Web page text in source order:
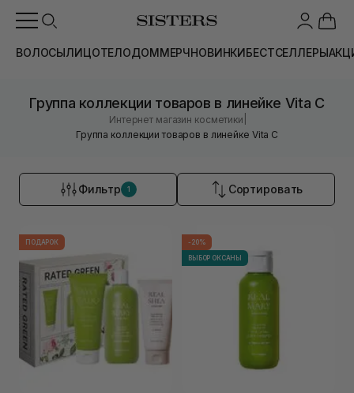
ВОЛОСЫЛИЦОТЕЛОДОММЕРЧНОВИНКИБЕСТСЕЛЛЕРЫ
Группа коллекции товаров в линейке Vita C
Интернет магазин косметики
Группа коллекции товаров в линейке Vita C
Фильтр 1 Сортировать
ПОДАРОК
-20%
ВЫБОР ОКСАНЫ